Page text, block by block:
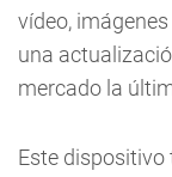
vídeo,
una
mercado la
Este dispositivo